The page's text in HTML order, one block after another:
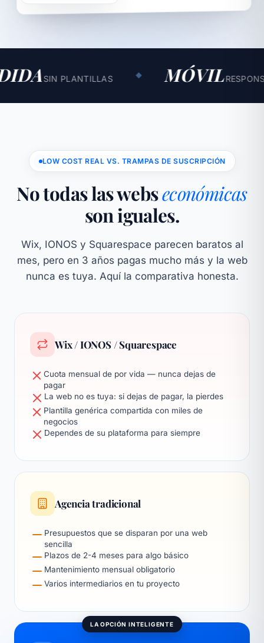
◆ MÓVIL RESPONSIVE REAL ◆
LOW COST REAL VS. TRAMPAS DE SUSCRIPCIÓN
No todas las webseconómicas
son iguales.
Wix, IONOS y Squarespace parecen baratos al
mes, pero en 3 años pagas mucho más y la web
nunca es tuya. Aquí la comparativa honesta.
Wix / IONOS / Squarespace
Cuota mensual de por vida — nunca dejas de
pagar
La web no es tuya: si dejas de pagar, la pierdes
Plantilla genérica compartida con miles de
negocios
Dependes de su plataforma para siempre
Agencia tradicional
Presupuestos que se disparan por una web
sencilla
Plazos de 2-4 meses para algo básico
Mantenimiento mensual obligatorio
Varios intermediarios en tu proyecto
LA OPCIÓN INTELIGENTE